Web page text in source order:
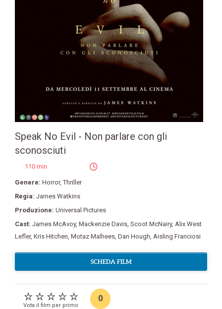
Speak No Evil - Non parlare con gli
sconosciuti
110 min
Genere: Horror,Thriller
Regia: James Watkins
Produzione: Universal Pictures
Cast: James McAvoy, Mackenzie Davis, Scoot McNairy, Alix West
Lefler, Kris Hitchen, Motaz Malhees, Dan Hough, Aisling Franciosi
SCHEDA FILM
Vota il film per primo
0